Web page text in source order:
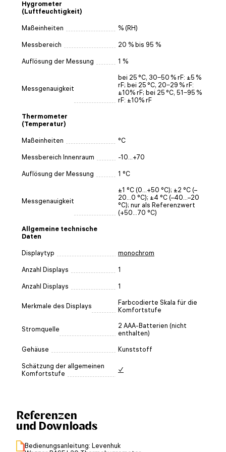
Hygrometer
(Luftfeuchtigkeit)
Maßeinheiten % (RH)
Messbereich 20 % bis 95 %
Auflösung der Messung 1 %
Messgenauigkeit
bei 25 °C, 30‒50 % rF: ±5 %
rF; bei 25 °C, 20‒29 % rF:
±10% rF; bei 25 °C, 51‒95 %
rF: ±10% rF
Thermometer
(Temperatur)
Maßeinheiten °C
Messbereich Innenraum -10...+70
Auflösung der Messung 1 °C
Messgenauigkeit
±1 °C (0…+50 °C); ±2 °C (–
20…0 °C); ±4 °C (–40…–20
°C); nur als Referenzwert
(+50…70 °C)
Allgemeine technische
Daten
Displaytyp monochrom
Anzahl Displays 1
Anzahl Displays 1
Merkmale des Displays
Farbcodierte Skala für die
Komfortstufe
Stromquelle
2 AAA-Batterien (nicht
enthalten)
Gehäuse Kunststoff
Schätzung der allgemeinen
Komfortstufe
✓
Referenzen
und Downloads
Bedienungsanleitung: Levenhuk